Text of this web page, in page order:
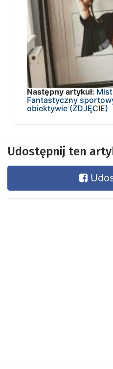
Następny artykuł:
Fantastyczny
obiektywie (ZDJĘCIE)
Udostępnij ten